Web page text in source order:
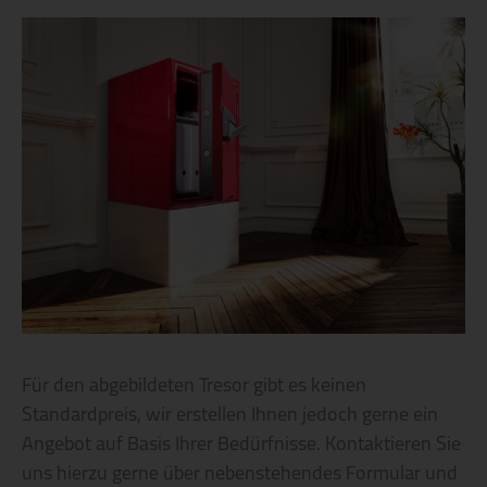
Für den abgebildeten Tresor gibt es keinen
Standardpreis, wir erstellen Ihnen jedoch gerne ein
Angebot auf Basis Ihrer Bedürfnisse. Kontaktieren Sie
uns hierzu gerne über nebenstehendes Formular und